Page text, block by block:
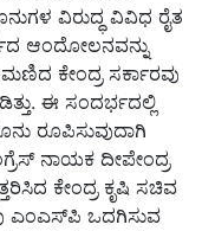
ವಿರುದ್ಧ ವಿವಿಧ ರೈತ
ಆಂದೋಲನವನ್ನು
ಕೇಂದ್ರ ಸರ್ಕಾರವು
ಈ ಸಂದರ್ಭದಲ್ಲಿ
ರೂಪಿಸುವುದಾಗಿ
ನಾಯಕ ದೀಪೇಂದ್ರ
ಕೇಂದ್ರ ಕೃಷಿ ಸಚಿವ
ಎಂಎಸ್‌ಪಿ ಒದಗಿಸುವ